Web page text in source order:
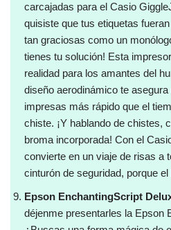
carcajadas para el Casio
quisiste que tus etiquetas
tan graciosas como un
tienes tu solución! Esta
realidad para los amantes del
diseño aerodinámico te
impresas más rápido que el
chiste. ¡Y hablando de chistes,
broma incorporada! Con el
convierte en un viaje de risas a
cinturón de seguridad, porque
Epson EnchantingScript
déjenme presentarles la Epson